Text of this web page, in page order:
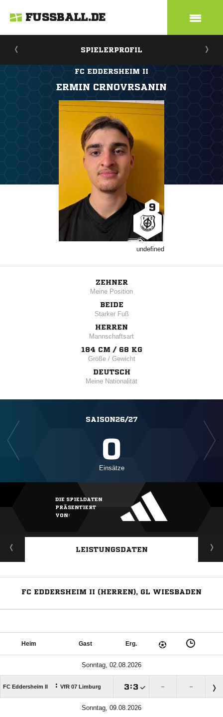
FUSSBALL.DE
SPIELERPROFIL
FC EDDERSHEIM II
ERMIN CRNOVRSANIN
undefined
9
ZEHNER
Meine Position
BEIDE
Starker Fuß
HERREN
Mannschaftsart
184 CM / 68 KG
Größe / Gewicht
DEUTSCH
Meine Nationalität
SAISON26/27
0
Einsätze
DIE SPIELDATEN
PRÄSENTIERT
VON:
LEISTUNGSDATEN
FC EDDERSHEIM II (HERREN), GL WIESBADEN
Heim Gast Erg.
Sonntag, 02.08.2026
FC Eddersheim II : VfR 07 Limburg : – –
Sonntag, 09.08.2026